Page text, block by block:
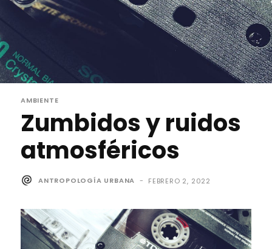
AMBIENTE
Zumbidos y ruidos
atmosféricos
ANTROPOLOGÍA URBANA - FEBRERO 2, 2022